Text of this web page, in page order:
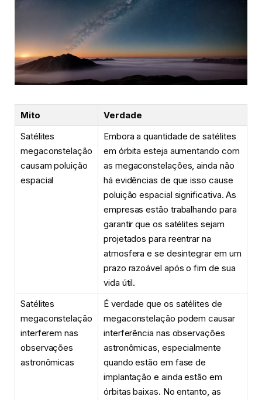
Mito
Verdade
Satélites
megaconstelação
causam poluição
espacial
Embora a quantidade de satélites
em órbita esteja aumentando com
as megaconstelações, ainda não
há evidências de que isso cause
poluição espacial significativa. As
empresas estão trabalhando para
garantir que os satélites sejam
projetados para reentrar na
atmosfera e se desintegrar em um
prazo razoável após o fim de sua
vida útil.
Satélites
megaconstelação
interferem nas
observações
astronômicas
É verdade que os satélites de
megaconstelação podem causar
interferência nas observações
astronômicas, especialmente
quando estão em fase de
implantação e ainda estão em
órbitas baixas. No entanto, as